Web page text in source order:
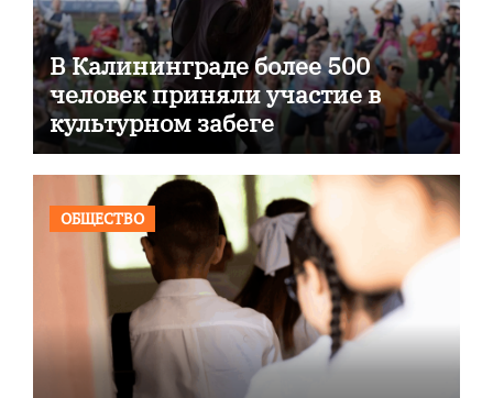
В Калининграде более 500
человек приняли участие в
культурном забеге
ОБЩЕСТВО